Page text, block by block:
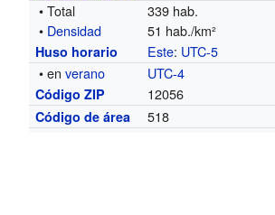
• Total
339 hab.
• Densidad 51 hab./km²
Huso horario Este: UTC-5
• enverano UTC-4
Código ZIP 12056
Código de área 518